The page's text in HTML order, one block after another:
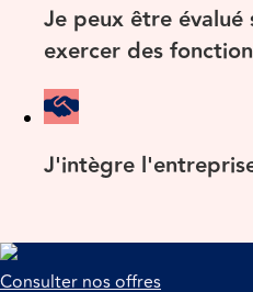
Je peux être évalué
exercer des
J'intègre
Consulter nos offres